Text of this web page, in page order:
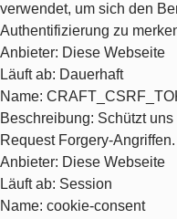
verwendet, um sich den
Authentifizierung zu
Anbieter: Diese Webseite
Läuft ab: Dauerhaft
Name:
Beschreibung: Schützt
Request Forgery-Angriffen.
Anbieter: Diese Webseite
Läuft ab: Session
Name: cookie-consent